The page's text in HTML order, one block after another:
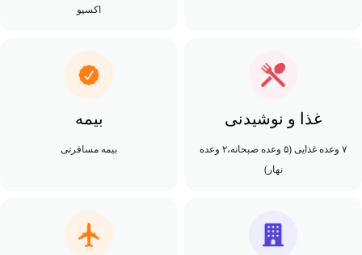
اکسپو
غذا و نوشیدنی
۷ وعده غذایی (۵ وعده صبحانه،۲ وعده
نهار)
بیمه
بیمه مسافرتی